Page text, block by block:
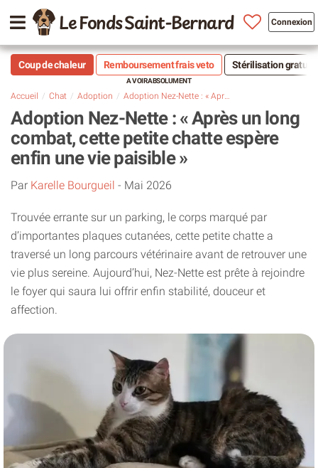
Le Fonds Saint-Bernard Connexion
Coup de chaleur Remboursement frais veto Stérilisation
Accueil Chat Adoption Adoption Nez-Nette : « Après un long combat, cette petite chatte espère enfin une vie paisible »
Adoption Nez-Nette : « Après un long
combat, cette petite chatte espère
enfin une vie paisible »
Par Karelle Bourgueil - Mai 2026
Trouvée errante sur un parking, le corps marqué par
d’importantes plaques cutanées, cette petite chatte a
traversé un long parcours vétérinaire avant de retrouver une
vie plus sereine. Aujourd’hui, Nez-Nette est prête à rejoindre
le foyer qui saura lui offrir enfin stabilité, douceur et
affection.